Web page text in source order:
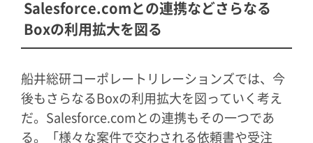
Salesforce.comとの連携などさらなる
Boxの利用拡大を図る
船井総研コーポレートリレーションズでは、今
後もさらなるBoxの利用拡大を図っていく考え
だ。Salesforce.comとの連携もその一つであ
る。「様々な案件で交わされる依頼書や受注